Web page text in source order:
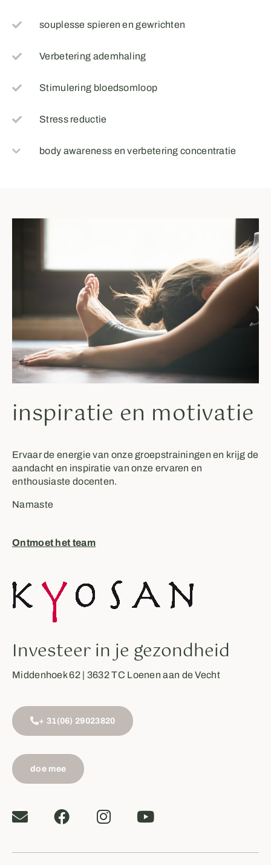
souplesse spieren en gewrichten
Verbetering ademhaling
Stimulering bloedsomloop
Stress reductie
body awareness en verbetering concentratie
inspiratie en motivatie
Ervaar de energie van onze groepstrainingen en krijg de
aandacht en inspiratie van onze ervaren en
enthousiaste docenten.
Namaste
Ontmoet het team
Investeer in je gezondheid
Middenhoek 62 | 3632 TC Loenen aan de Vecht
+ 31(06) 29023820
doe mee